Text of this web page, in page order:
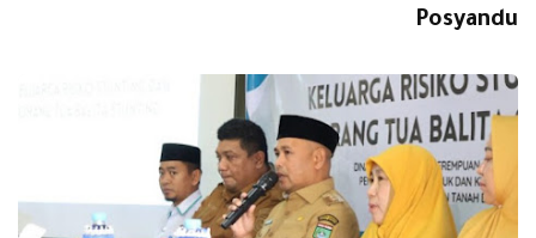
Posyandu